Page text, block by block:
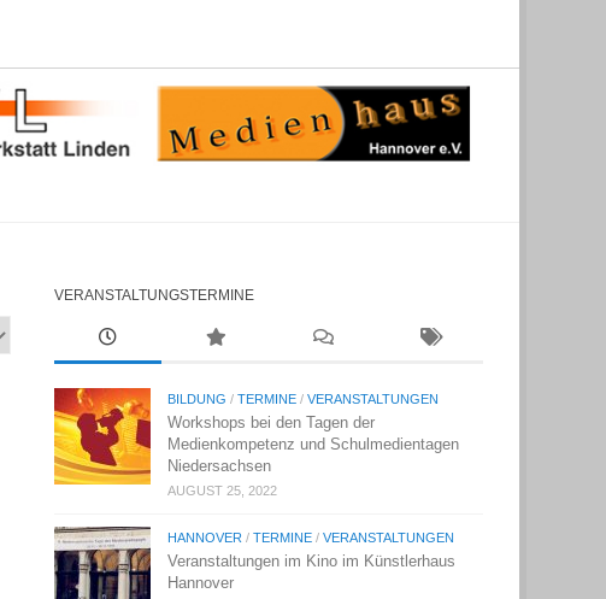
VERANSTALTUNGSTERMINE
BILDUNG /TERMINE /VERANSTALTUNGEN
Workshops bei den Tagen der
Medienkompetenz und Schulmedientagen
Niedersachsen
AUGUST 25, 2022
HANNOVER /TERMINE /VERANSTALTUNGEN
Veranstaltungen im Kino im Künstlerhaus
Hannover